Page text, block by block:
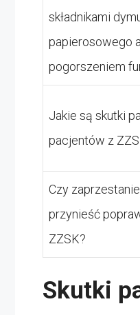
składnikami
papierosowego a
pogorszeniem
Jakie są skutki
pacjentów z
Czy
przynieść
ZZSK?
Skutki